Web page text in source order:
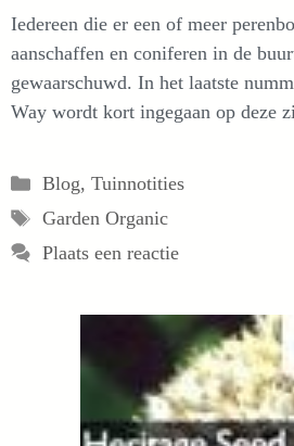
Iedereen die er een of meer
aanschaffen en coniferen in de
gewaarschuwd. In het laatste
Way wordt kort ingegaan op deze
Categorieën
Blog, Tuinnotities
Tags
Garden Organic
Plaats een reactie